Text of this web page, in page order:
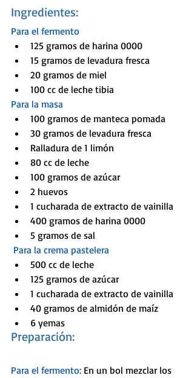
Ingredientes:
Para el fermento
125 gramos de harina 0000
15 gramos de levadura fresca
20 gramos de miel
100 cc de leche tibia
Para la masa
100 gramos de manteca pomada
30 gramos de levadura fresca
Ralladura de 1 limón
80 cc de leche
100 gramos de azúcar
2 huevos
1 cucharada de extracto de vainilla
400 gramos de harina 0000
5 gramos de sal
Para la crema pastelera
500 cc de leche
125 gramos de azúcar
1 cucharada de extracto de vainilla
40 gramos de almidón de maíz
6 yemas
Preparación:
Para el fermento: En un bol mezclar los